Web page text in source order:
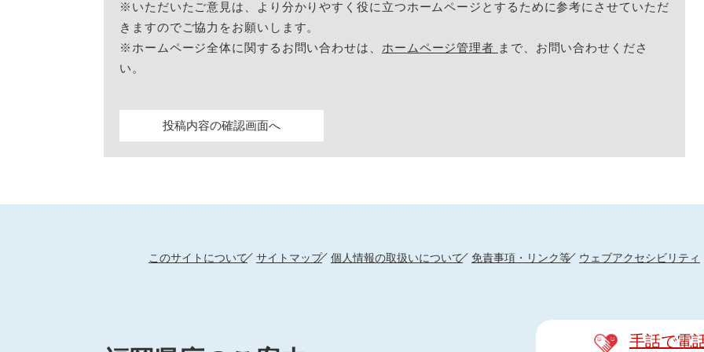
※いただいたご意見は、より分かりやすく役に立つホームページとするために参考にさせていただ
きますのでご協力をお願いします。
※ホームページ全体に関するお問い合わせは、 ホームページ管理者 まで、お問い合わせくださ
い。
このサイトについて サイトマップ 個人情報の取扱いについて 免責事項・リンク等 ウェブアクセシビリティ
手話で電